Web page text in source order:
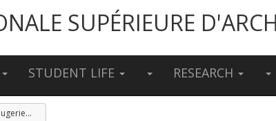
SUPÉRIEURE
STUDENT LIFE RESEARCH
Lancement du prix Rougerie 2019